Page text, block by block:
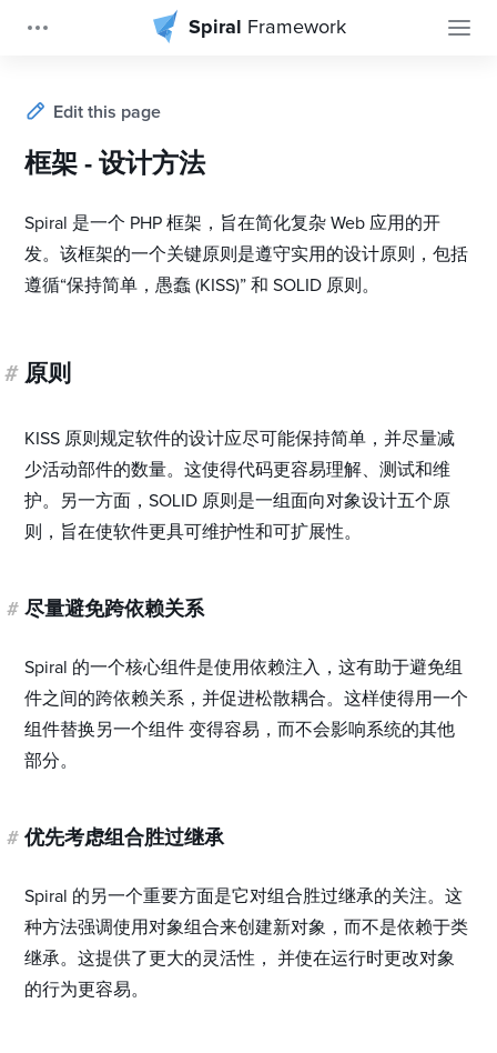
Spiral Framework
Edit this page
框架 - 设计方法
Spiral 是一个 PHP 框架，旨在简化复杂 Web 应用的开
发。该框架的一个关键原则是遵守实用的设计原则，包括
遵循“保持简单，愚蠢 (KISS)” 和 SOLID 原则。
# 原则
KISS 原则规定软件的设计应尽可能保持简单，并尽量减
少活动部件的数量。这使得代码更容易理解、测试和维
护。另一方面，SOLID 原则是一组面向对象设计五个原
则，旨在使软件更具可维护性和可扩展性。
# 尽量避免跨依赖关系
Spiral 的一个核心组件是使用依赖注入，这有助于避免组
件之间的跨依赖关系，并促进松散耦合。这样使得用一个
组件替换另一个组件 变得容易，而不会影响系统的其他
部分。
# 优先考虑组合胜过继承
Spiral 的另一个重要方面是它对组合胜过继承的关注。这
种方法强调使用对象组合来创建新对象，而不是依赖于类
继承。这提供了更大的灵活性， 并使在运行时更改对象
的行为更容易。